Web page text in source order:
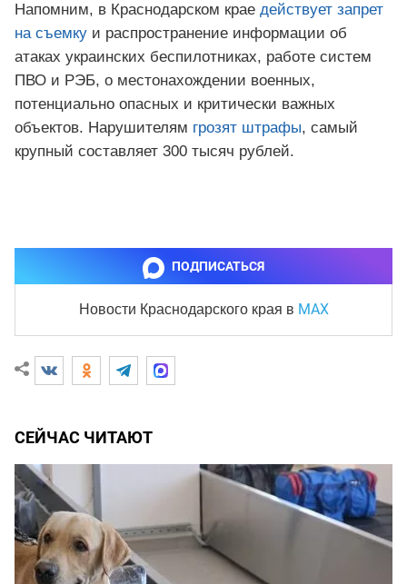
Напомним, в Краснодарском крае действует запрет
на съемку и распространение информации об
атаках украинских беспилотниках, работе систем
ПВО и РЭБ, о местонахождении военных,
потенциально опасных и критически важных
объектов. Нарушителям грозят штрафы, самый
крупный составляет 300 тысяч рублей.
ПОДПИСАТЬСЯ
Новости Краснодарского края в MAX
СЕЙЧАС ЧИТАЮТ